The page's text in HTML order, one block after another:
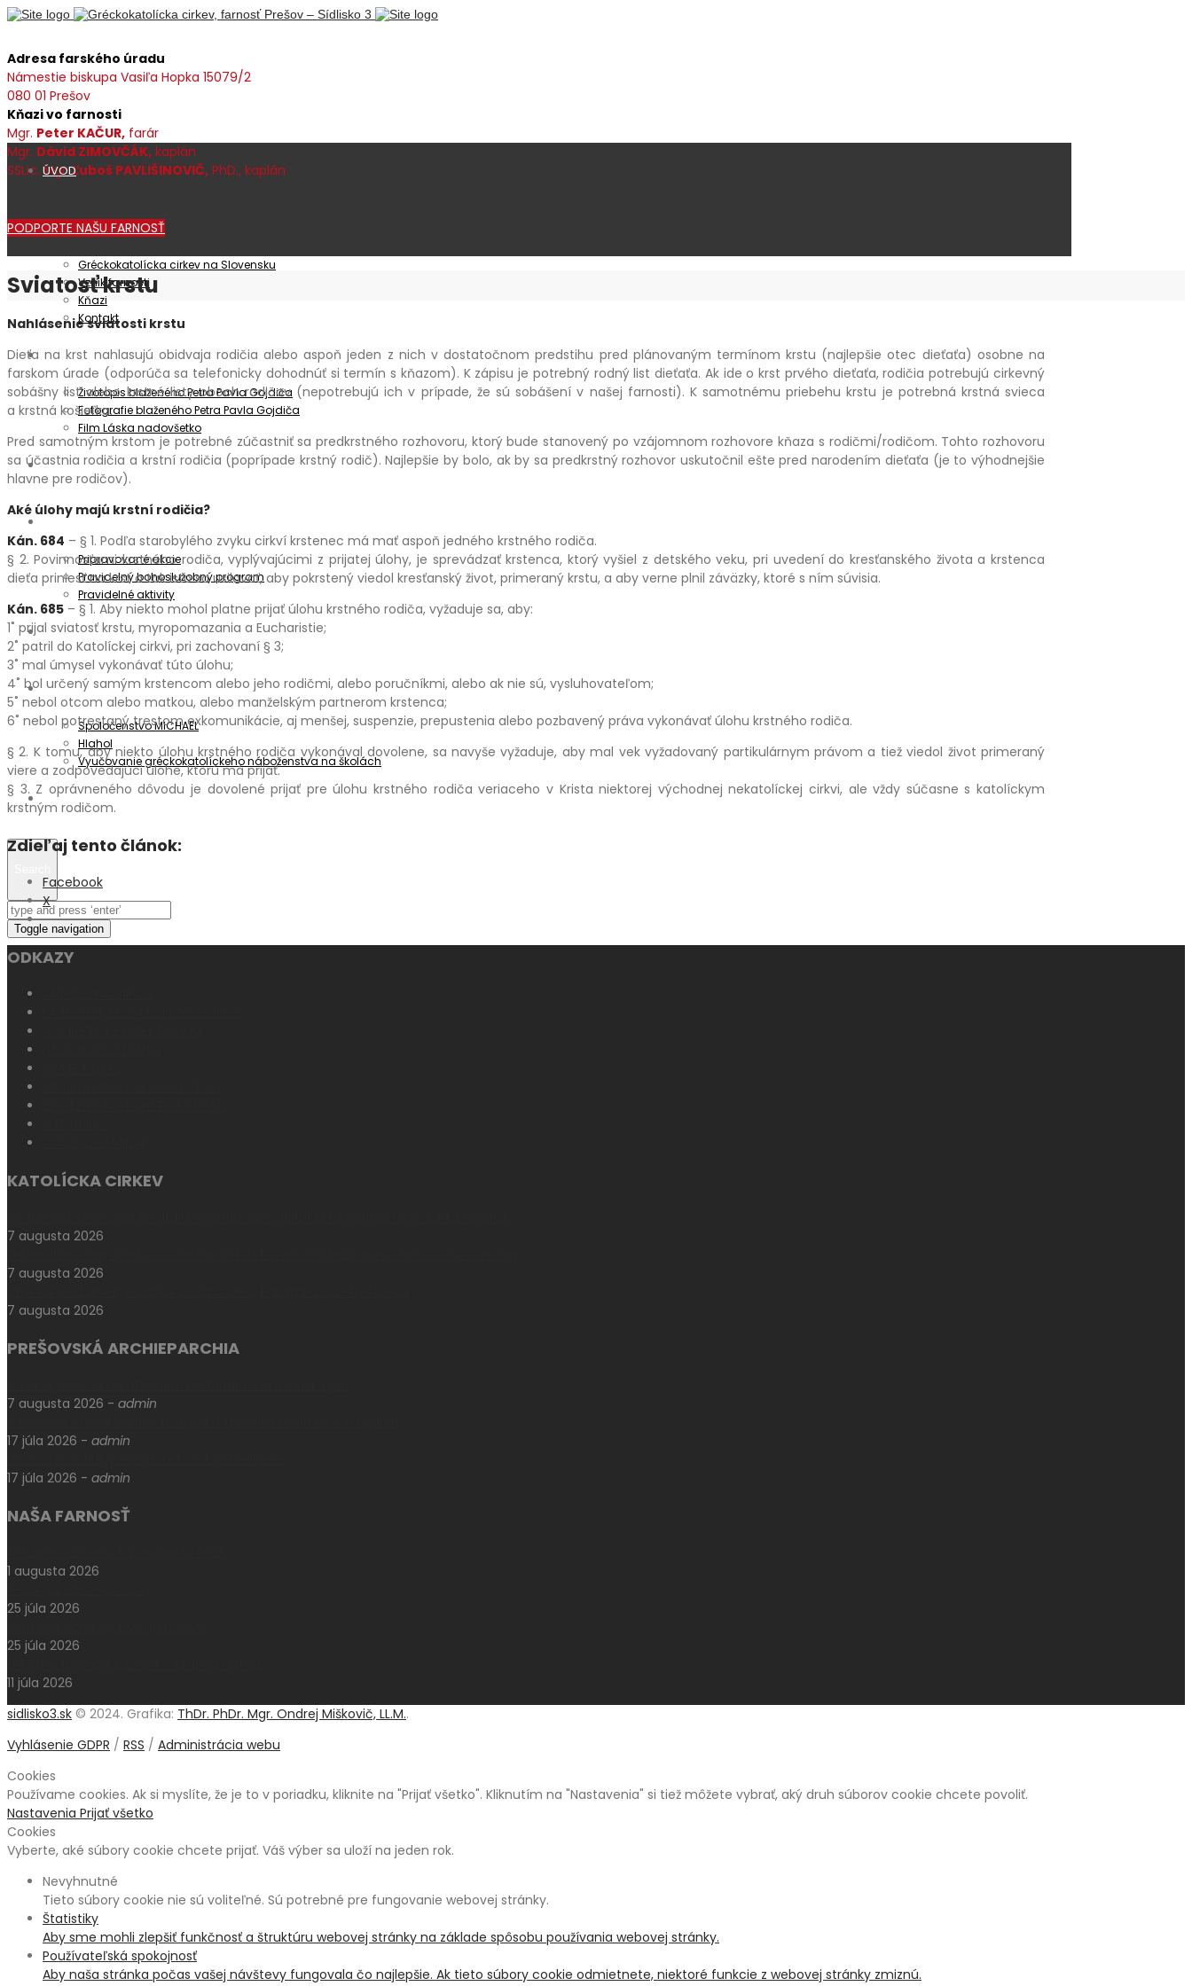
Adresa farského úradu
Námestie biskupa Vasiľa Hopka 15079/2
080 01 Prešov
Kňazi vo farnosti
Mgr. Peter KAČUR, farár
Mgr. Dávid ZIMOVČÁK, kaplán
SSLic. Mgr.Ľuboš PAVLIŠINOVIČ, PhD., kaplán
ÚVOD
Farnosť
Gréckokatolícka cirkev na Slovensku
Vznik farnosti
Kňazi
Kontakt
Patrocínium
Životopis blaženého Petra Pavla Gojdiča
Fotografie blaženého Petra Pavla Gojdiča
Film Láska nadovšetko
Aktuality
Oznamy
Pripravované akcie
Pravidelný bohoslužobný program
Pravidelné aktivity
Informátor
Spoločenstvá
Spoločenstvo MICHAEL
Hlahol
Vyučovanie gréckokatolíckeho náboženstva na školách
Fotogaléria
Toggle navigation
PODPORTE NAŠU FARNOSŤ
Sviatosť krstu
Nahlásenie sviatosti krstu
Dieťa na krst nahlasujú obidvaja rodičia alebo aspoň jeden z nich v dostatočnom predstihu pred plánovaným termínom krstu (najlepšie otec dieťaťa) osobne na
farskom úrade (odporúča sa telefonicky dohodnúť si termín s kňazom). K zápisu je potrebný rodný list dieťaťa. Ak ide o krst prvého dieťaťa, rodičia potrebujú cirkevný
sobášny list alebo krstné listy oboch rodičov (nepotrebujú ich v prípade, že sú sobášení v našej farnosti). K samotnému priebehu krstu je potrebná krstná svieca
a krstná košieľka.
Pred samotným krstom je potrebné zúčastniť sa predkrstného rozhovoru, ktorý bude stanovený po vzájomnom rozhovore kňaza s rodičmi/rodičom. Tohto rozhovoru
sa účastnia rodičia a krstní rodičia (poprípade krstný rodič). Najlepšie by bolo, ak by sa predkrstný rozhovor uskutočnil ešte pred narodením dieťaťa (je to výhodnejšie
hlavne pre rodičov).
Aké úlohy majú krstní rodičia?
Kán. 684 – § 1. Podľa starobylého zvyku cirkví krstenec má mať aspoň jedného krstného rodiča.
§ 2. Povinnosťami krstného rodiča, vyplývajúcimi z prijatej úlohy, je sprevádzať krstenca, ktorý vyšiel z detského veku, pri uvedení do kresťanského života a krstenca
dieťa priniesť na krst a tak isto sa usilovať, aby pokrstený viedol kresťanský život, primeraný krstu, a aby verne plnil záväzky, ktoré s ním súvisia.
Kán. 685 – § 1. Aby niekto mohol platne prijať úlohu krstného rodiča, vyžaduje sa, aby:
1˚ prijal sviatosť krstu, myropomazania a Eucharistie;
2˚ patril do Katolíckej cirkvi, pri zachovaní § 3;
3˚ mal úmysel vykonávať túto úlohu;
4˚ bol určený samým krstencom alebo jeho rodičmi, alebo poručníkmi, alebo ak nie sú, vysluhovateľom;
5˚ nebol otcom alebo matkou, alebo manželským partnerom krstenca;
6˚ nebol potrestaný trestom exkomunikácie, aj menšej, suspenzie, prepustenia alebo pozbavený práva vykonávať úlohu krstného rodiča.
§ 2. K tomu, aby niekto úlohu krstného rodiča vykonával dovolene, sa navyše vyžaduje, aby mal vek vyžadovaný partikulárnym právom a tiež viedol život primeraný
viere a zodpovedajúci úlohe, ktorú má prijať.
§ 3. Z oprávneného dôvodu je dovolené prijať pre úlohu krstného rodiča veriaceho v Krista niektorej východnej nekatolíckej cirkvi, ale vždy súčasne s katolíckym
krstným rodičom.
Zdieľaj tento článok:
Facebook
X
ODKAZY
KATOLÍCKA CIRKEV
7 augusta 2026
7 augusta 2026
7 augusta 2026
PREŠOVSKÁ ARCHIEPARCHIA
7 augusta 2026 - admin
17 júla 2026 - admin
17 júla 2026 - admin
NAŠA FARNOSŤ
1 augusta 2026
25 júla 2026
25 júla 2026
11 júla 2026
sidlisko3.sk © 2024. Grafika: ThDr. PhDr. Mgr. Ondrej Miškovič, LL.M..
Vyhlásenie GDPR / RSS / Administrácia webu
Cookies
Používame cookies. Ak si myslíte, že je to v poriadku, kliknite na "Prijať všetko". Kliknutím na "Nastavenia" si tiež môžete vybrať, aký druh súborov cookie chcete povoliť.
Nastavenia Prijať všetko
Cookies
Vyberte, aké súbory cookie chcete prijať. Váš výber sa uloží na jeden rok.
Nevyhnutné
Tieto súbory cookie nie sú voliteľné. Sú potrebné pre fungovanie webovej stránky.
Štatistiky
Aby sme mohli zlepšiť funkčnosť a štruktúru webovej stránky na základe spôsobu používania webovej stránky.
Používateľská spokojnosť
Aby naša stránka počas vašej návštevy fungovala čo najlepšie. Ak tieto súbory cookie odmietnete, niektoré funkcie z webovej stránky zmiznú.